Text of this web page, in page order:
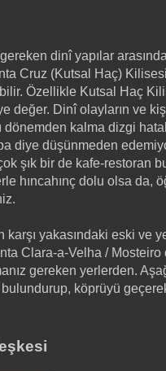
dinî yapılar
Cruz (Kutsal Haç)
Özellikle Kutsal Haç
değer. Dinî olayların ve
dönemden kalma dizgi
diye düşünmeden
şık bir de kafe-restoran
hıncahınç dolu olsa da,
karşı yakasındaki eski ve
Clara-a-Velha /
gereken yerlerden.
köprüyü